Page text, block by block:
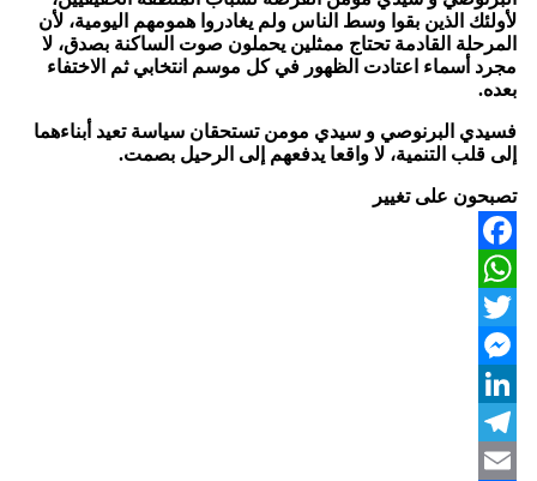
لأولئك الذين بقوا وسط الناس ولم يغادروا همومهم اليومية، لأن
المرحلة القادمة تحتاج ممثلين يحملون صوت الساكنة بصدق، لا
مجرد أسماء اعتادت الظهور في كل موسم انتخابي ثم الاختفاء
بعده.
فسيدي البرنوصي و سيدي مومن تستحقان سياسة تعيد أبناءهما
إلى قلب التنمية، لا واقعا يدفعهم إلى الرحيل بصمت.
تصبحون على تغيير
Facebook
WhatsApp
Twitter
Messenger
LinkedIn
Telegram